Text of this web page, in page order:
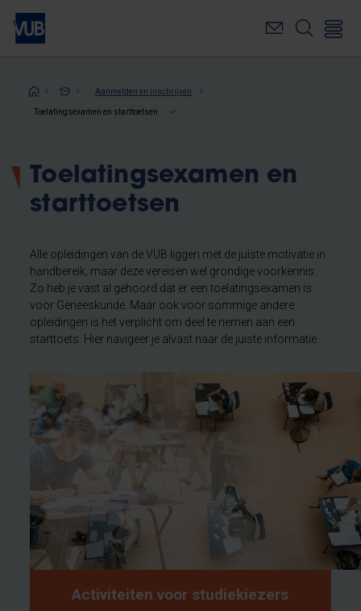
Overslaan
naar
inhoudKruimelpad
Aanmelden en inschrijven
Toelatingsexamen en starttoetsen
Toelatingsexamen en
starttoetsen
Alle opleidingen van de VUB liggen met de juiste motivatie in
handbereik, maar deze vereisen wel grondige voorkennis.
Zo heb je vast al gehoord dat er een toelatingsexamen is
voor Geneeskunde. Maar ook voor sommige andere
opleidingen is het verplicht om deel te nemen aan een
starttoets. Hier navigeer je alvast naar de juiste informatie.
Activiteiten voor studiekiezers